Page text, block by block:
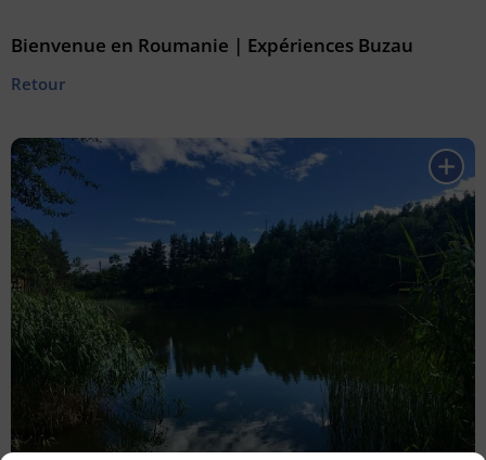
Bienvenue en Roumanie | Expériences Buzau
Retour